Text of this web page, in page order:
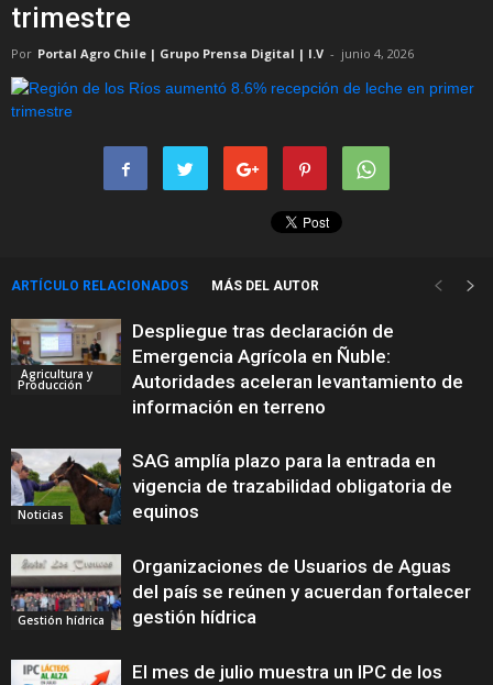
trimestre
Por Portal Agro Chile | Grupo Prensa Digital | I.V - junio 4, 2026
ARTÍCULO RELACIONADOS MÁS DEL AUTOR
Agricultura y
Producción
Despliegue tras declaración de
Emergencia Agrícola en Ñuble:
Autoridades aceleran levantamiento de
información en terreno
Noticias
SAG amplía plazo para la entrada en
vigencia de trazabilidad obligatoria de
equinos
Gestión hídrica
Organizaciones de Usuarios de Aguas
del país se reúnen y acuerdan fortalecer
gestión hídrica
El mes de julio muestra un IPC de los